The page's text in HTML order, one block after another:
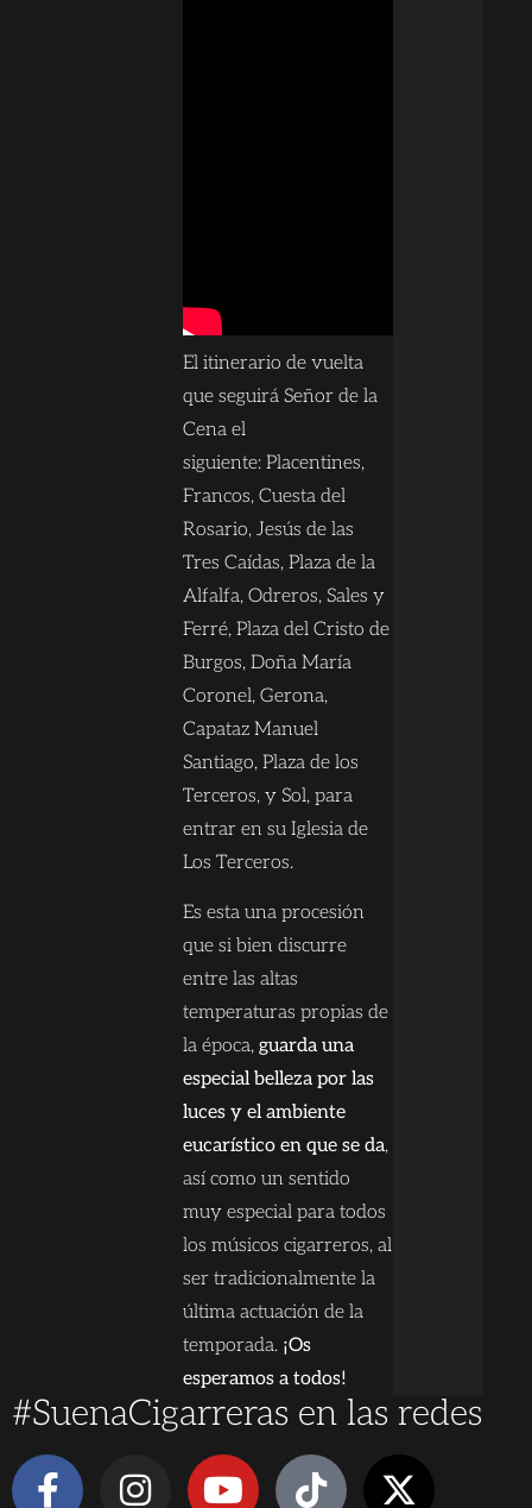
El itinerario de vuelta
que seguirá Señor de la
Cena el
siguiente: Placentines,
Francos, Cuesta del
Rosario, Jesús de las
Tres Caídas, Plaza de la
Alfalfa, Odreros, Sales y
Ferré, Plaza del Cristo de
Burgos, Doña María
Coronel, Gerona,
Capataz Manuel
Santiago, Plaza de los
Terceros, y Sol, para
entrar en su Iglesia de
Los Terceros.
Es esta una procesión
que si bien discurre
entre las altas
temperaturas propias de
la época, guarda una
especial belleza por las
luces y el ambiente
eucarístico en que se da,
así como un sentido
muy especial para todos
los músicos cigarreros, al
ser tradicionalmente la
última actuación de la
temporada. ¡Os
esperamos a todos!
#SuenaCigarreras en las redes